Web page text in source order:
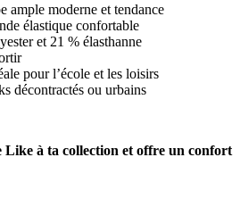
ample moderne et tendance
élastique confortable
et 21 % élasthanne
pour l’école et les loisirs
décontractés ou urbains
Like à ta collection et offre un confort